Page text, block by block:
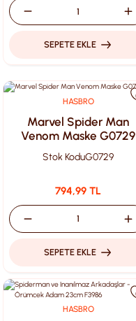
SEPETE EKLE
HASBRO
Marvel Spider Man
Venom Maske G0729
Stok KoduG0729
794,99 TL
SEPETE EKLE
HASBRO